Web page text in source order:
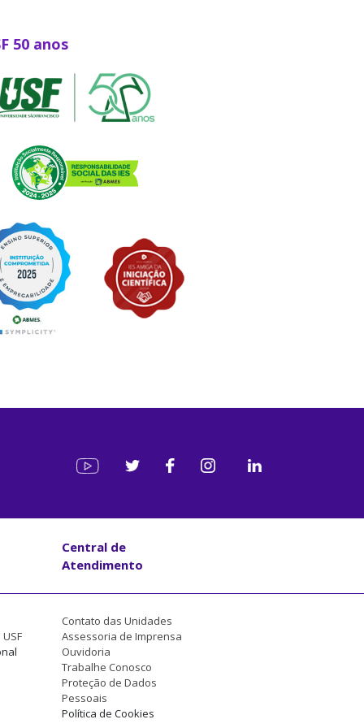
50 anos
Central de
Atendimento
Contato das Unidades
Assessoria de Imprensa
Ouvidoria
Trabalhe Conosco
Proteção de Dados
Pessoais
Política de Cookies